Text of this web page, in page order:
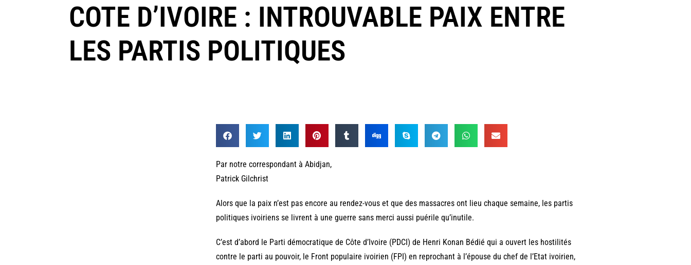
COTE D’IVOIRE : INTROUVABLE PAIX ENTRE
LES PARTIS POLITIQUES
Par notre correspondant à Abidjan,
Patrick Gilchrist
Alors que la paix n’est pas encore au rendez-vous et que des massacres ont lieu chaque semaine, les partis
politiques ivoiriens se livrent à une guerre sans merci aussi puérile qu’inutile.
C’est d’abord le Parti démocratique de Côte d’Ivoire (PDCI) de Henri Konan Bédié qui a ouvert les hostilités
contre le parti au pouvoir, le Front populaire ivoirien (FPI) en reprochant à l’épouse du chef de l’Etat ivoirien,